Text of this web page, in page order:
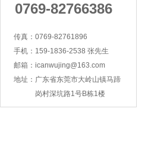
0769-82766386
传真： 0769-82761896
手机： 159-1836-2538 张先生
邮箱： icanwujing@163.com
地址： 广东省东莞市大岭山镇马蹄
岗村深坑路1号B栋1楼